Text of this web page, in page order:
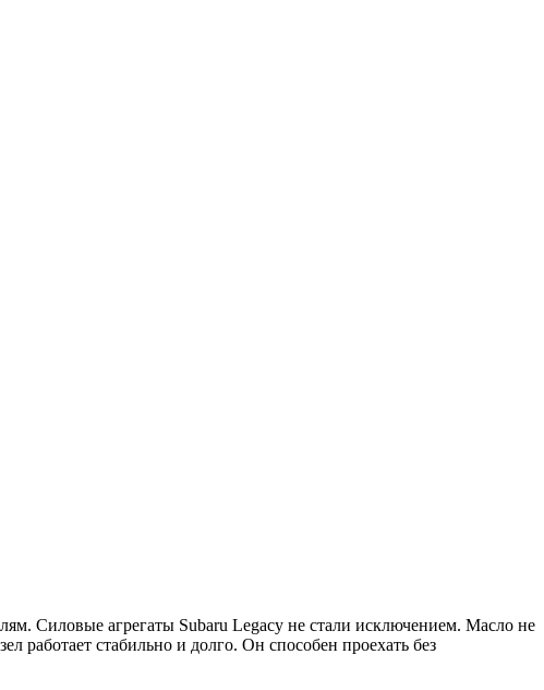
Силовые агрегаты Subaru Legacy не стали исключением. Масло не
работает стабильно и долго. Он способен проехать без